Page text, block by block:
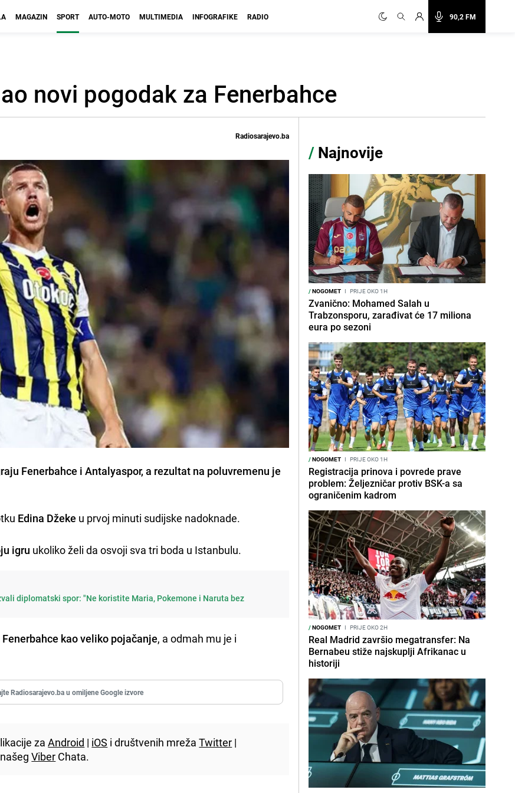
90,2 FM
MAGAZIN SPORT AUTO-MOTO MULTIMEDIA INFOGRAFIKE RADIO
novi pogodak za Fenerbahce
Radiosarajevo.ba
Fenerbahce i Antalyaspor, a rezultat na poluvremenu je
Edina Džeke u prvoj minuti sudijske nadoknade.
igru ukoliko želi da osvoji sva tri boda u Istanbulu.
diplomatski spor: "Ne koristite Maria, Pokemone i Naruta bez
kao veliko pojačanje, a odmah mu je i
Radiosarajevo.ba u omiljene Google izvore
zaAndroid | iOS i društvenih mrežaTwitter |
Viber Chata.
/ Najnovije
/NOGOMET I PRIJE OKO 1H
Zvanično: Mohamed Salah u
Trabzonsporu, zarađivat će 17 miliona
eura po sezoni
/NOGOMET I PRIJE OKO 1H
Registracija prinova i povrede prave
problem: Željezničar protiv BSK-a sa
ograničenim kadrom
/NOGOMET I PRIJE OKO 2H
Real Madrid završio megatransfer: Na
Bernabeu stiže najskuplji Afrikanac u
historiji